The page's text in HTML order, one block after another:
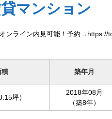
マンション
ンライン内見可能！予約
積 築年月
坪）
2018年08月
（築8年）